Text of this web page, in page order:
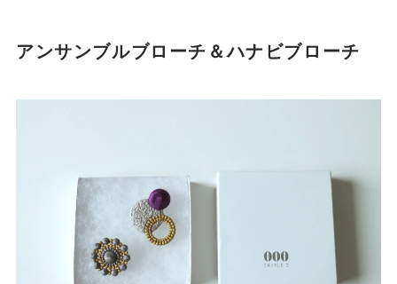
アンサンブルブローチ＆ハナビブローチ